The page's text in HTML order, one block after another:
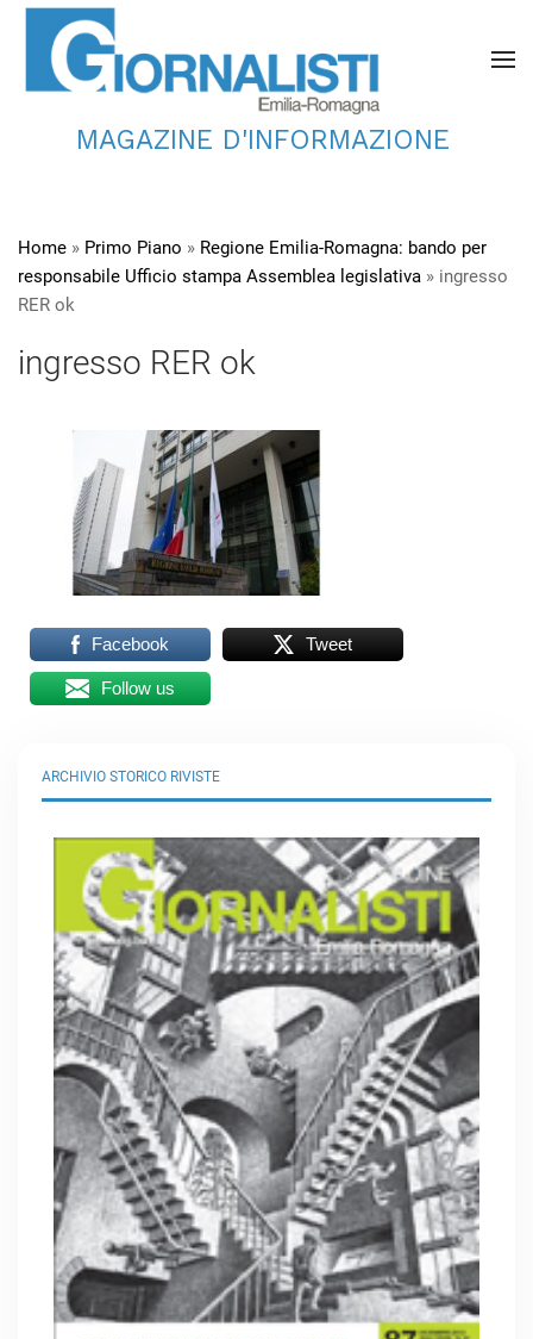
MAGAZINE D'INFORMAZIONE
Home » Primo Piano » Regione Emilia-Romagna: bando per
responsabile Ufficio stampa Assemblea legislativa » ingresso
RER ok
ingresso RER ok
Facebook Tweet
Follow us
ARCHIVIO STORICO RIVISTE